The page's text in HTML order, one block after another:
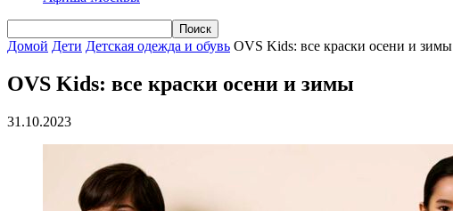
Домой Дети Детская одежда и обувь OVS Kids: все краски осени и зимы
OVS Kids: все краски осени и зимы
31.10.2023